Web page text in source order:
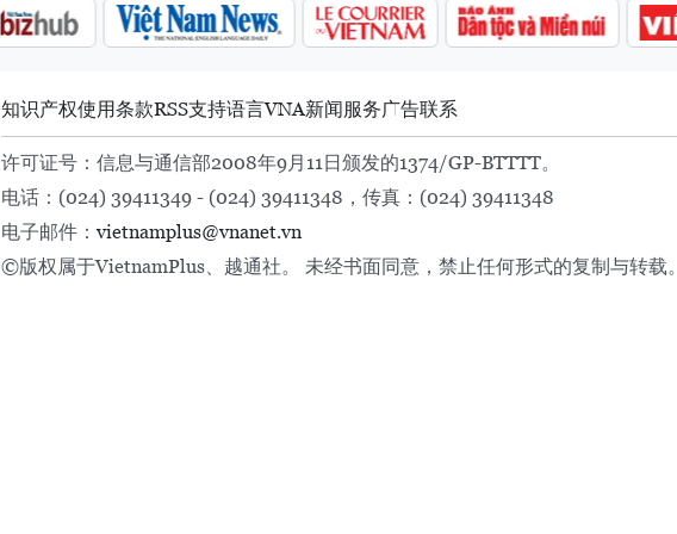
知识产权使用条款RSS支持语言VNA新闻服务广告联系
许可证号：信息与通信部2008年9月11日颁发的1374/GP-BTTTT。
电话：(024) 39411349 - (024) 39411348，传真：(024) 39411348
电子邮件：vietnamplus@vnanet.vn
©版权属于VietnamPlus、越通社。 未经书面同意，禁止任何形式的复制与转载。